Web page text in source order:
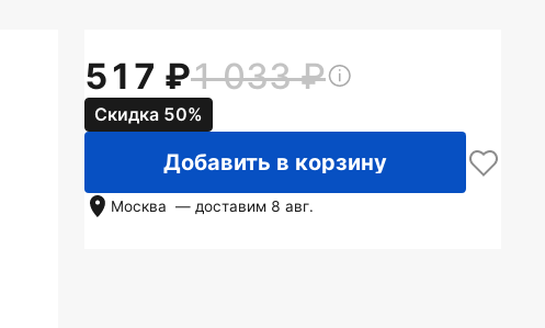
517 1 033
Скидка 50%
Добавить в корзину
Москва — доставим 8 авг.